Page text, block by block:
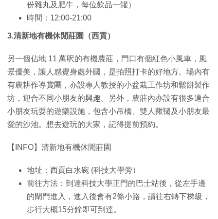
份雜丸及肥牛，每位飲品一罐）
時間：12:00-21:00
3.清新地有機休閒莊園（西貢）
另一個佔地 11 萬呎的有機農莊，門口有個紅色小風車，風
景優美，讓人感覺身處外國，是拍照打卡的好地方。場內有
有農耕作導賞團，亦設專人教授的小盆栽工作坊和鬆餅製作
坊，迎合不同小朋友的興趣。另外，農莊內亦設有很多適合
小朋友玩耍的遊樂設施，包含小吊橋、雙人鞦韆及小朋友最
愛的沙池。想去遊玩的大家，記得提前預約。
【INFO】清新地有機休閒莊園
地址：西貢白水碗 (科技大學旁）
前往方法：到達科技大學正門的巴士站後，從左手邊
的閘門進入，進入後會有2條小路，請往右轉下梯級，
步行大概15分鐘即可到達。